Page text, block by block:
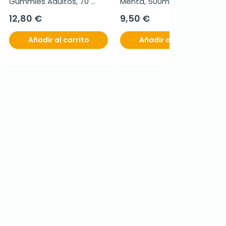
12,80 €
Añadir al carrito
9,50 €
Añadir al carrito